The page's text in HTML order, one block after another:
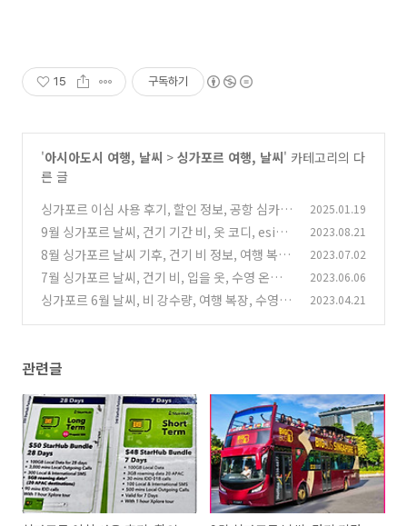
15 구독하기
'아시아도시 여행, 날씨 > 싱가포르 여행, 날씨' 카테고리의 다
른 글
싱가포르 이심 사용 후기, 할인 정보, 공항 심카드
가격, 말레이시아 가는 방법
(5)
2025.01.19
9월 싱가포르 날씨, 건기 기간 비, 옷 코디, esim
할인, 휴일 항공권 가격
(9)
2023.08.21
8월 싱가포르 날씨 기후, 건기 비 정보, 여행 복장,
esim, 비행기 표값
(10)
2023.07.02
7월 싱가포르 날씨, 건기 비, 입을 옷, 수영 온도,
심카드, 호텔, 숙소가격 (2)
2023.06.06
싱가포르 6월 날씨, 비 강수량, 여행 복장, 수영 물
2023.04.21
관련글